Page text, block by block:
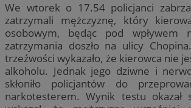
We wtorek o 17.54 policjanci
zatrzymali mężczyznę, który
osobowym, będąc pod wpływem
zatrzymania doszło na ulicy
trzeźwości wykazało, że kierowca nie
alkoholu. Jednak jego dziwne i
skłoniło policjantów do
narkotesterem. Wynik testu okazał